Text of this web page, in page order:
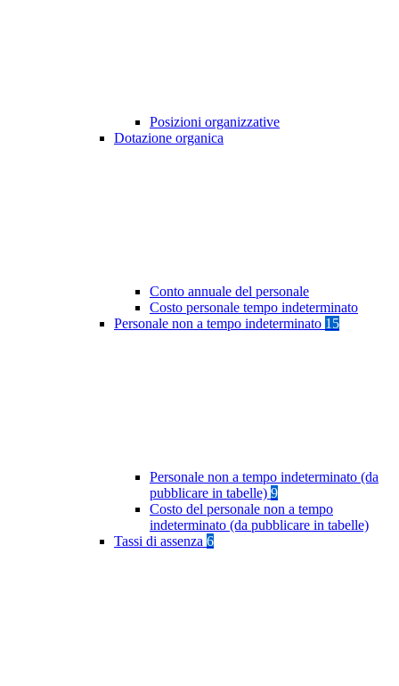
Posizioni organizzative
Dotazione organica
Conto annuale del personale
Costo personale tempo indeterminato
Personale non a tempo indeterminato 15
Personale non a tempo indeterminato (da
pubblicare in tabelle) 9
Costo del personale non a tempo
indeterminato (da pubblicare in tabelle)
Tassi di assenza 6